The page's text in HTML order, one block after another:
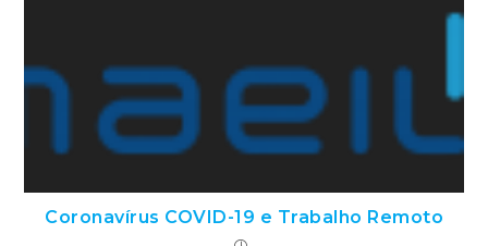
Coronavírus COVID-19 e Trabalho Remoto